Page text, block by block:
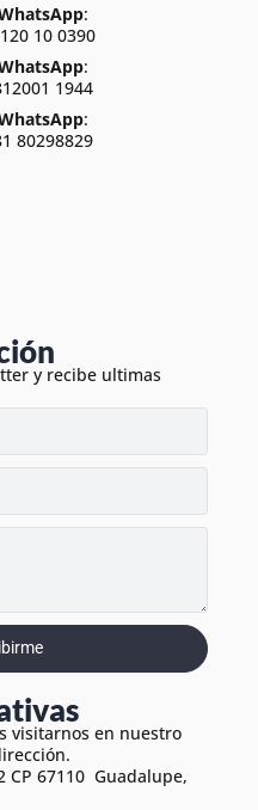
:
10 0390
:
1944
:
80298829
y recibe ultimas
visitarnos en nuestro
CP 67110 Guadalupe,